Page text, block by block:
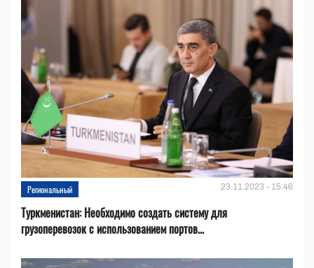
Региональный 23.11.2023 - 15:46
Туркменистан: Необходимо создать систему для
грузоперевозок с использованием портов...